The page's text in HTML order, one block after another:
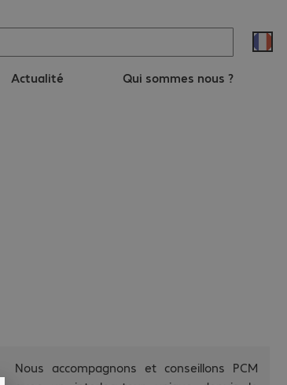
Actualité Qui sommes nous ?
Nous accompagnons et conseillons PCM